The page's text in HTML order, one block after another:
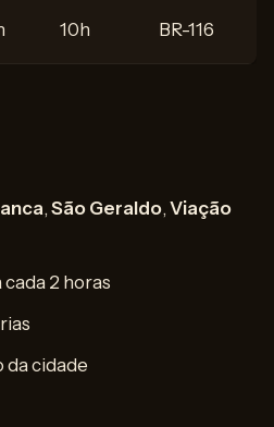
10h BR-116
, São Geraldo, Viação
2 horas
da cidade